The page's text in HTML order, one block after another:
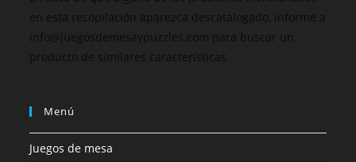
en esta recopilación aparezca descatalogado, informe a
info@juegosdemesaypuzzles.com para buscar un
producto de similares características.
Menú
Juegos de mesa